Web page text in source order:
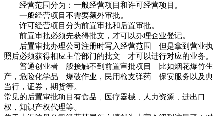
经营范围分为：一般经营项目和许可经营项目。
一般经营项目不需要额外审批。
许可经营项目分为前置审批和后置审批。
前置审批必须先获得批文，才可以办理企业登记。
后置审批办理公司注册时写入经营范围，但是拿到营业执
照后必须获得相应主管部门的批文，才可以进行对应的业务。
普通创业者一般接触不到前置审批项目，比如烟花爆竹生
产，危险化学品，爆破作业，民用枪支弹药，保安服务以及典
当行，证券，期货等。
常见的后置审批项目有食品，医疗器械，人力资源，进出口
权，知识产权代理等。